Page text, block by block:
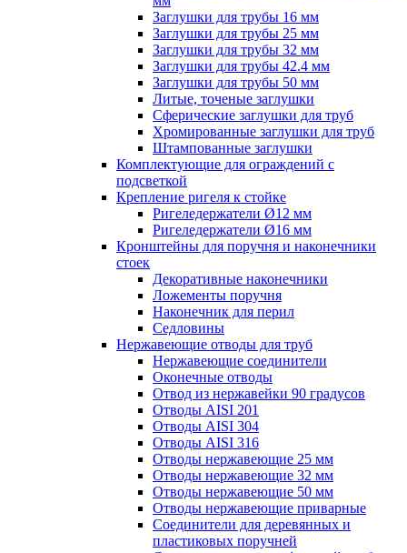
Заглушки для трубы 16 мм
Заглушки для трубы 25 мм
Заглушки для трубы 32 мм
Заглушки для трубы 42.4 мм
Заглушки для трубы 50 мм
Литые, точеные заглушки
Сферические заглушки для труб
Хромированные заглушки для труб
Штампованные заглушки
Комплектующие для ограждений с
подсветкой
Крепление ригеля к стойке
Ригеледержатели Ø12 мм
Ригеледержатели Ø16 мм
Кронштейны для поручня и наконечники
стоек
Декоративные наконечники
Ложементы поручня
Наконечник для перил
Седловины
Нержавеющие отводы для труб
Нержавеющие соединители
Оконечные отводы
Отвод из нержавейки 90 градусов
Отводы AISI 201
Отводы AISI 304
Отводы AISI 316
Отводы нержавеющие 25 мм
Отводы нержавеющие 32 мм
Отводы нержавеющие 50 мм
Отводы нержавеющие приварные
Соединители для деревянных и
пластиковых поручней